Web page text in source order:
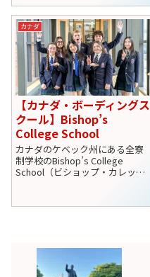
てお話を伺いしました。
カナダ
【カナダ・ボーディングス
クール】Bishop’s
College School
カナダのケベック州にある全寮
制学校のBishop’s College
School（ビショップ・カレッ
た発達に特性のあるお子様の受